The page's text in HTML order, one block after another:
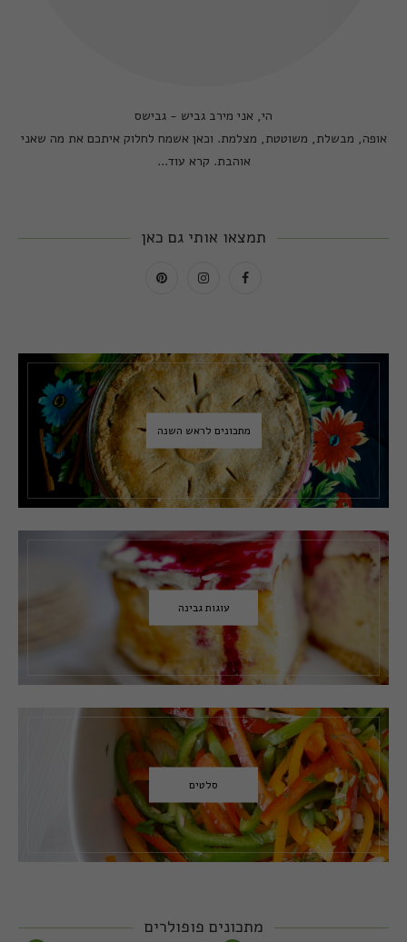
הי, אני מירב גביש - גבישס
אופה, מבשלת, משוטטת, מצלמת. וכאן אשמח לחלוק איתכם את מה שאני
אוהבת. קרא עוד...
תמצאו אותי גם כאן
מתכונים לראש השנה
עוגות גבינה
סלטים
מתכונים פופולרים